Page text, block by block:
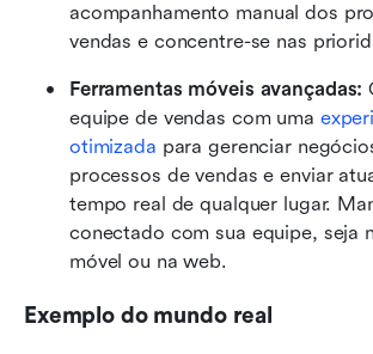
acompanhamento manual dos
vendas e concentre-se nas
Ferramentas móveis avançadas:
equipe de vendas com uma
otimizada para gerenciar
processos de vendas e enviar
tempo real de qualquer lugar.
conectado com sua equipe, seja
móvel ou na web.
Exemplo do mundo real